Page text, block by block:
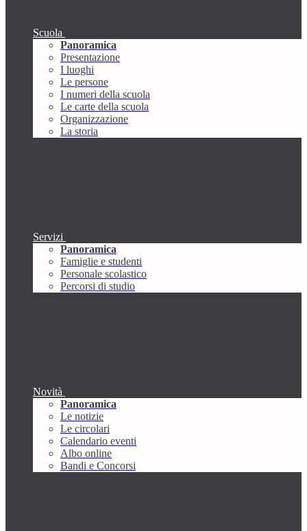
Scuola
Panoramica
Presentazione
I luoghi
Le persone
I numeri della scuola
Le carte della scuola
Organizzazione
La storia
Servizi
Panoramica
Famiglie e studenti
Personale scolastico
Percorsi di studio
Novità
Panoramica
Le notizie
Le circolari
Calendario eventi
Albo online
Bandi e Concorsi